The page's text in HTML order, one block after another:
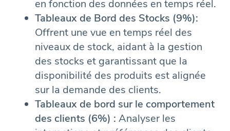
en fonction des données en temps réel.
Tableaux de Bord des Stocks (9%):
Offrent une vue en temps réel des
niveaux de stock, aidant à la gestion
des stocks et garantissant que la
disponibilité des produits est alignée
sur la demande des clients.
Tableaux de bord sur le comportement
des clients (6%) : Analyser les